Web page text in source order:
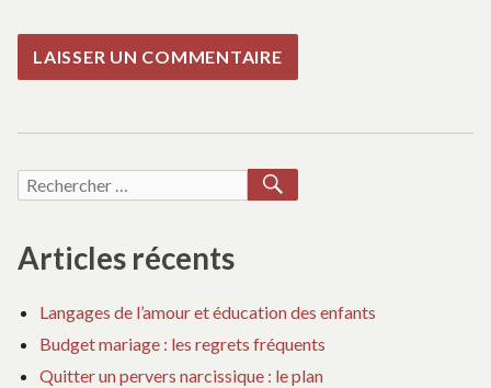
Recherche
Articles récents
Langages de l’amour et éducation des enfants
Budget mariage : les regrets fréquents
Quitter un pervers narcissique : le plan